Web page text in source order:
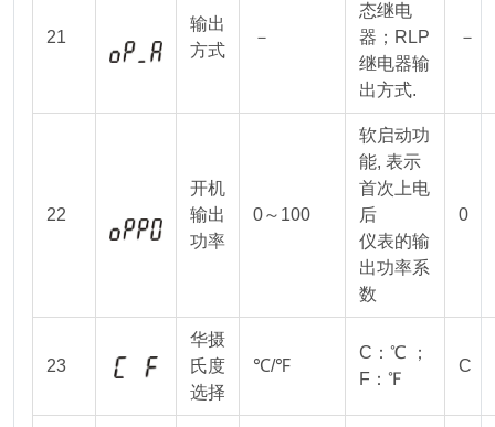
21
输出
方式
－
态继电
器；RLP
继电器输
出方式.
－
22
开机
输出
功率
0～100
软启动功
能, 表示
首次上电
后
仪表的输
出功率系
数
0
23
华摄
氏度
选择
℃/℉
C：℃ ；
F：℉
C